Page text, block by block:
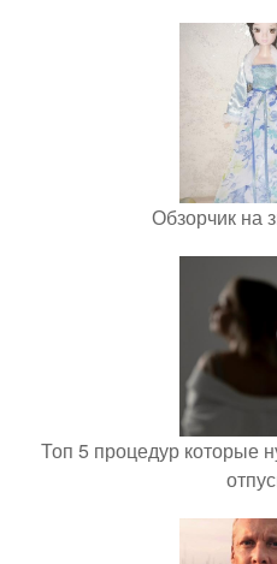
Обзорчик на
Топ 5 процедур которые